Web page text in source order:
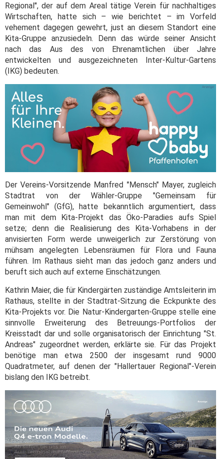
Regional", der auf dem Areal tätige Verein für nachhaltiges
Wirtschaften, hatte sich – wie berichtet – im Vorfeld
vehement dagegen gewehrt, just an diesem Standort eine
Kita-Gruppe anzusiedeln. Denn das würde seiner Ansicht
nach das Aus des von Ehrenamtlichen über Jahre
entwickelten und ausgezeichneten Inter-Kultur-Gartens
(IKG) bedeuten.
Der Vereins-Vorsitzende Manfred "Mensch" Mayer, zugleich
Stadtrat von der Wähler-Gruppe "Gemeinsam für
Gemeinwohl" (GfG), hatte bekanntlich argumentiert, dass
man mit dem Kita-Projekt das Öko-Paradies aufs Spiel
setze; denn die Realisierung des Kita-Vorhabens in der
anvisierten Form werde unweigerlich zur Zerstörung von
mühsam angelegten Lebensräumen für Flora und Fauna
führen. Im Rathaus sieht man das jedoch ganz anders und
beruft sich auch auf externe Einschätzungen.
Kathrin Maier, die für Kindergärten zuständige Amtsleiterin im
Rathaus, stellte in der Stadtrat-Sitzung die Eckpunkte des
Kita-Projekts vor. Die Natur-Kindergarten-Gruppe stelle eine
sinnvolle Erweiterung des Betreuungs-Portfolios der
Kreisstadt dar und solle organisatorisch der Einrichtung "St.
Andreas" zugeordnet werden, erklärte sie. Für das Projekt
benötige man etwa 2500 der insgesamt rund 9000
Quadratmeter, auf denen der "Hallertauer Regional"-Verein
bislang den IKG betreibt.